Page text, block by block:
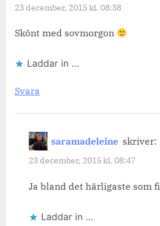
23 december, 2015 kl. 08:38
Skönt med sovmorgon
Laddar in …
Svara
saramadeleine skriver:
23 december, 2015 kl. 08:47
Ja bland det härligaste som
Laddar in …